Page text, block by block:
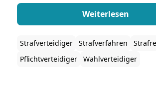
Weiterlesen
Strafverteidiger Strafverfahren
Pflichtverteidiger
Wahlverteidiger